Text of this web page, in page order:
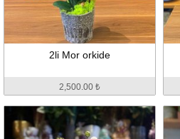
2li Mor orkide
2,500.00 ₺